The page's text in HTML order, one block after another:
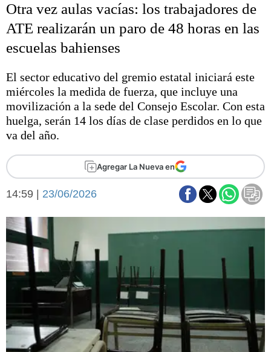
El mundo
Seguridad
Opinión
Liga del Sur
Básquetbol
Fútbol
Federal A
Arte y cultura
Cines
Economía y campo
Economía y finanzas
Con el campo
Espacio empresas
Sociedad y tiempo
libre
Sociedad
Tecnología
Salud
Es viral
El tiempo
Fúnebres
Clasificados
Otra vez aulas vacías: los trabajadores de
ATE realizarán un paro de 48 horas en las
escuelas bahienses
El sector educativo del gremio estatal iniciará este
miércoles la medida de fuerza, que incluye una
movilización a la sede del Consejo Escolar. Con esta
huelga, serán 14 los días de clase perdidos en lo que
va del año.
Agregar La Nueva en
14:59 | 23/06/2026